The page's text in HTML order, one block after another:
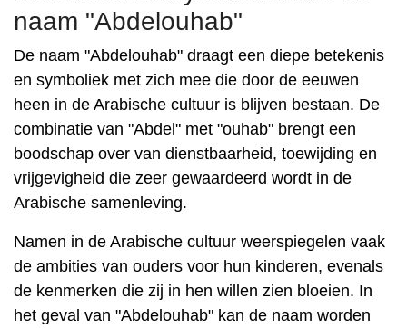
naam "Abdelouhab"
De naam "Abdelouhab" draagt ​​een diepe betekenis
en symboliek met zich mee die door de eeuwen
heen in de Arabische cultuur is blijven bestaan. De
combinatie van "Abdel" met "ouhab" brengt een
boodschap over van dienstbaarheid, toewijding en
vrijgevigheid die zeer gewaardeerd wordt in de
Arabische samenleving.
Namen in de Arabische cultuur weerspiegelen vaak
de ambities van ouders voor hun kinderen, evenals
de kenmerken die zij in hen willen zien bloeien. In
het geval van "Abdelouhab" kan de naam worden